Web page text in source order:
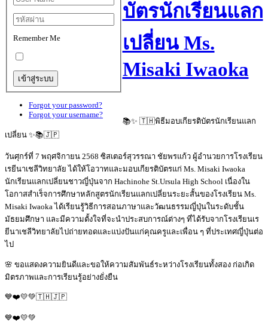
Remember Me
Forgot your password?
Forgot your username?
บัตรนักเรียนแลก
เปลี่ยน Ms.
Misaki Iwaoka
📚✨ 🇹🇭พิธีมอบเกียรติบัตรนักเรียนแลก
เปลี่ยน ✨📚🇯🇵
วันศุกร์ที่ 7 พฤศจิกายน 2568 ซิสเตอร์สุวรรณา ชัยพรแก้ว ผู้อำนวยการโรงเรียน
เรยีนาเชลีวิทยาลัย ได้ให้โอวาทและมอบเกียรติบัตรแก่ Ms. Misaki Iwaoka
นักเรียนแลกเปลี่ยนชาวญี่ปุ่นจาก Hachinohe St.Ursula High School เนื่องใน
โอกาสสำเร็จการศึกษาหลักสูตรนักเรียนแลกเปลี่ยนระยะสั้นของโรงเรียน Ms.
Misaki Iwaoka ได้เรียนรู้วิธีการสอนภาษาและวัฒนธรรมญี่ปุ่นในระดับชั้น
มัธยมศึกษา และมีความตั้งใจที่จะนำประสบการณ์ต่างๆ ที่ได้รับจากโรงเรียนเร
ยีนาเชลีวิทยาลัยไปถ่ายทอดและแบ่งปันแก่คุณครูและเพื่อน ๆ ที่ประเทศญี่ปุ่นต่อ
ไป
🌸 ขอแสดงความยินดีและขอให้ความสัมพันธ์ระหว่างโรงเรียนทั้งสอง ก่อเกิด
มิตรภาพและการเรียนรู้อย่างยั่งยืน
💙❤️💛💚🇹🇭🇯🇵
💙❤️💛💚